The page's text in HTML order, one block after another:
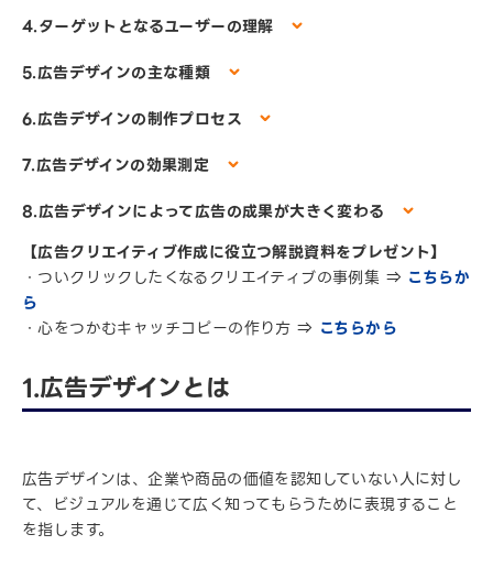
4.ターゲットとなるユーザーの理解
5.広告デザインの主な種類
6.広告デザインの制作プロセス
7.広告デザインの効果測定
8.広告デザインによって広告の成果が大きく変わる
【広告クリエイティブ作成に役立つ解説資料をプレゼント】
・ついクリックしたくなるクリエイティブの事例集 ⇒ こちらか
ら
・心をつかむキャッチコピーの作り方 ⇒ こちらから
1.広告デザインとは
広告デザインは、企業や商品の価値を認知していない人に対し
て、ビジュアルを通じて広く知ってもらうために表現すること
を指します。